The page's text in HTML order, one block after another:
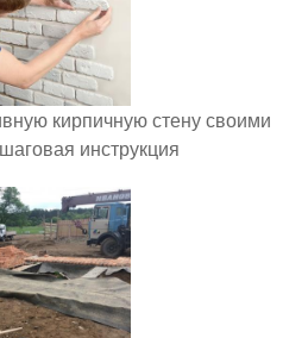
кирпичную стену своими
инструкция